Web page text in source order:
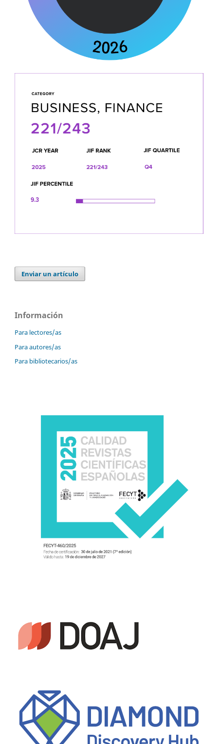
Enviar un artículo
Información
Para lectores/as
Para autores/as
Para bibliotecarios/as